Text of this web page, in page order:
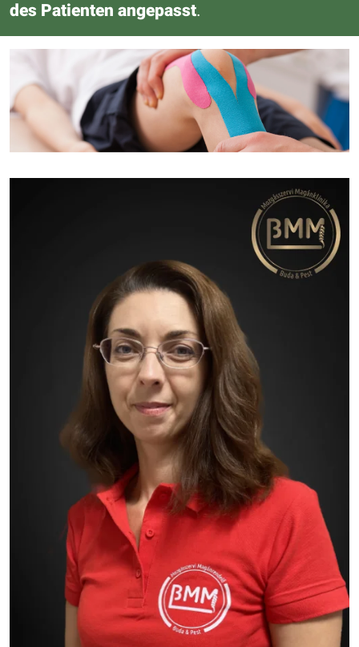
des Patienten angepasst.